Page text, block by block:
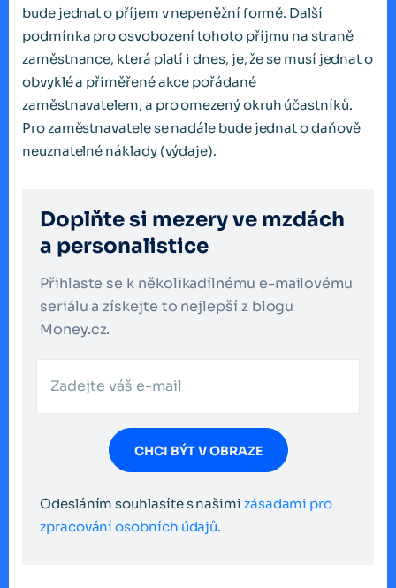
bude jednat o příjem v nepeněžní formě. Další
podmínka pro osvobození tohoto příjmu na straně
zaměstnance, která platí i dnes, je, že se musí jednat o
obvyklé a přiměřené akce pořádané
zaměstnavatelem, a pro omezený okruh účastníků.
Pro zaměstnavatele se nadále bude jednat o daňově
neuznatelné náklady (výdaje).
Doplňte si mezery ve mzdách
a personalistice
Přihlaste se k několikadílnému e-mailovému
seriálu a získejte to nejlepší z blogu
Money.cz.
CHCI BÝT V OBRAZE
Odesláním souhlasíte s našimi zásadami pro
zpracování osobních údajů.